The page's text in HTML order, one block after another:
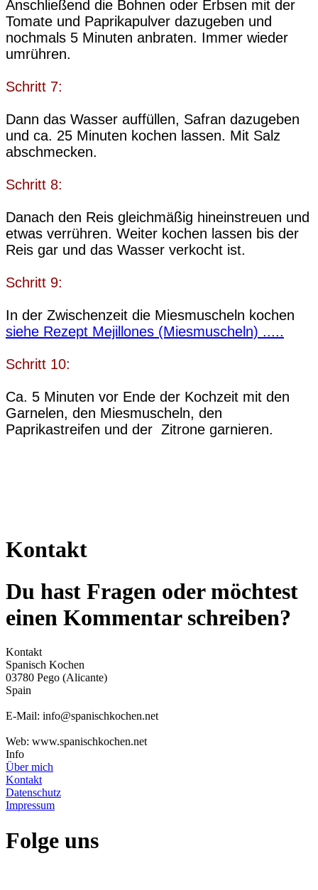
Anschließend die Bohnen oder Erbsen mit der
Tomate und Paprikapulver dazugeben und
nochmals 5 Minuten anbraten. Immer wieder
umrühren.
Schritt 7:
Dann das Wasser auffüllen, Safran dazugeben
und ca. 25 Minuten kochen lassen. Mit Salz
abschmecken.
Schritt 8:
Danach den Reis gleichmäßig hineinstreuen und
etwas verrühren. Weiter kochen lassen bis der
Reis gar und das Wasser verkocht ist.
Schritt 9:
In der Zwischenzeit die Miesmuscheln kochen
siehe Rezept Mejillones (Miesmuscheln) .....
Schritt 10:
Ca. 5 Minuten vor Ende der Kochzeit mit den
Garnelen, den Miesmuscheln, den
Paprikastreifen und der Zitrone garnieren.
Kontakt
Du hast Fragen oder möchtest
einen Kommentar schreiben?
Kontakt
Spanisch Kochen
03780 Pego (Alicante)
Spain
E-Mail: info@spanischkochen.net
Web: www.spanischkochen.net
Info
Über mich
Kontakt
Datenschutz
Impressum
Folge uns